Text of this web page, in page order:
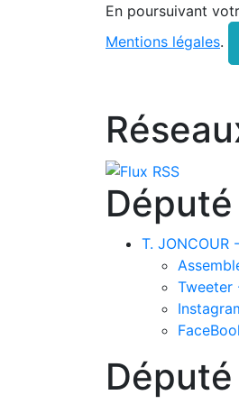
En poursuivant
Mentions légales.
T. JONCOUR
Tweeter